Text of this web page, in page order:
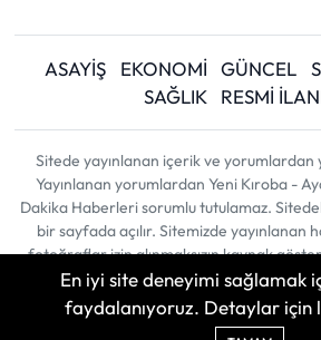
ASAYİŞ EKONOMİ GÜNCEL
SAĞLIK
RESMİ
Sitede yayınlanan içerik ve yorumlardan
Yayınlanan yorumlardan Yeni Kıroba -
Dakika Haberleri sorumlu tutulamaz.
bir sayfada açılır. Sitemizde yayınlanan
fotoğraflar izin alınmaksızın kaynak
ortamda kullanılamaz ve
En iyi site deneyimi sağlamak
faydalanıyoruz. Detaylar için